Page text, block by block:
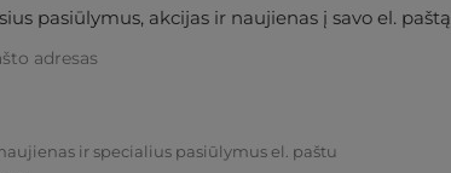
pasiūlymus, akcijas ir naujienas į savo el. paštą
ir specialius pasiūlymus el. paštu